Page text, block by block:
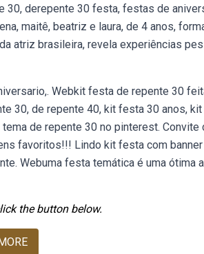
derepente 30 festa, festas de
maitê, beatriz e laura, de 4 anos,
atriz brasileira, revela experiências
Webkit festa de repente 30
30, de repente 40, kit festa 30 anos,
de repente 30 no pinterest. Convite
favoritos!!! Lindo kit festa com
Webuma festa temática é uma ótima
the button below.